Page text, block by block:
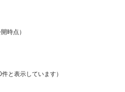
時点）
と表示しています）